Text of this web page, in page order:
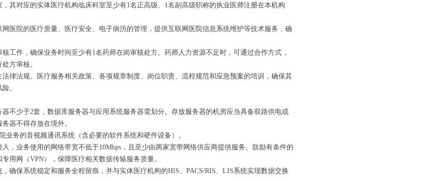
，其对应的实体医疗机构临床科室至少有1名正高级、1名副高级职称的执业医师注册在本机构
网医院的医疗质量、医疗安全、电子病历的管理，提供互联网医院信息系统维护等技术服务，确
核工作，确保业务时间至少有1名药师在岗审核处方。药师人力资源不足时，可通过合作方式，
方审核。
法律法规、医疗服务相关政策、各项规章制度、岗位职责、流程规范和应急预案的培训，确保其
。
器不少于2套，数据库服务器与应用系统服务器需划分。存放服务器的机房应当具备双路供电或
器不得存放在境外。
业务的音视频通讯系统（含必要的软件系统和硬件设备）。
入，业务使用的网络带宽不低于10Mbps，且至少由两家宽带网络供应商提供服务。鼓励有条件的
用网（VPN），保障医疗相关数据传输服务质量。
，确保系统稳定和服务全程留痕，并与实体医疗机构的HIS、PACS/RIS、LIS系统实现数据交换